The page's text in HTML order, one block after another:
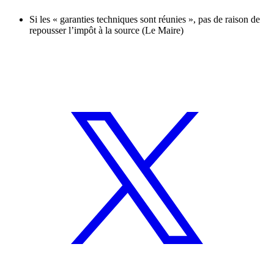
Si les « garanties techniques sont réunies », pas de raison de
repousser l’impôt à la source (Le Maire)